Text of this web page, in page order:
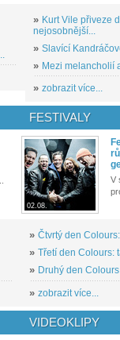
» Kurt Vile přiveze
nejosobnější...
» Slavící
» Mezi melancholií
» zobrazit více...
FESTIVALY
02.08.
V
» Čtvrtý den
» Třetí den Colours:
» Druhý den
» zobrazit více...
VIDEOKLIPY